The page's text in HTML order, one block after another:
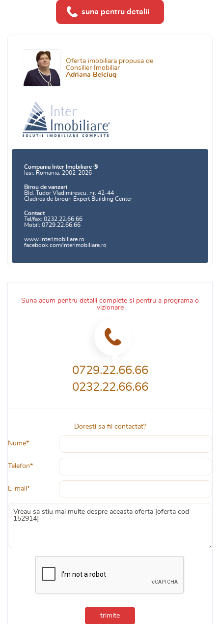
Suna acum pentru detalii complete si pentru a programa o
vizionare
0729.22.66.66
0232.22.66.66
Doresti sa fii contactat?
Nume*
Telefon*
E-mail*
trimite
suna pentru detalii
Oferta imobiliara propusa de
Consilier Imobiliar
Adriana Belciug
Compania Inter Imobiliare ®
Iasi, Romania, 2002-2026
Birou de vanzari
Bld. Tudor Vladimirescu, nr. 42-44
Cladirea de birouri Expert Building Center
Contact
Tel/fax: 0232.22.66.66
Mobil: 0729.22.66.66
www.interimobiliare.ro
facebook.com/interimobiliare.ro